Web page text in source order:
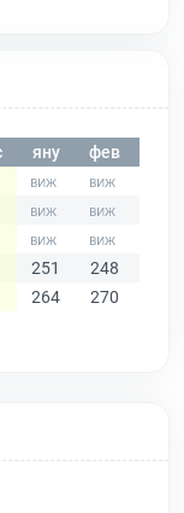
яну фев
251 248
264 270